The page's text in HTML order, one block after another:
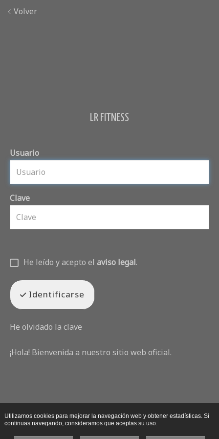
Volver
LR FITNESS
Usuario
Clave
He leído y acepto el aviso legal.
Identificarse
He olvidado la clave
¡Hola! Bienvenida a nuestro sitio web oficial.
Utilizamos cookies para mejorar la navegación web y obtener estadísticas. Si
continuas navegando, consideramos que aceptas su uso.